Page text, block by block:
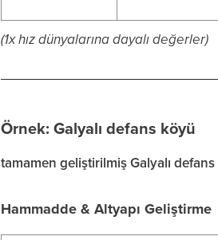
(1x hız dünyalarına dayalı değerler)
Örnek: Galyalı defans köyü
tamamen geliştirilmiş Galyalı
Hammadde & Altyapı Geliştirme